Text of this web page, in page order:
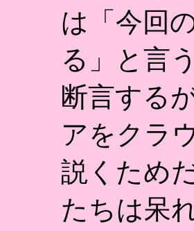
は「今回
る」と言
断言する
アをクラ
説くため
たちは呆